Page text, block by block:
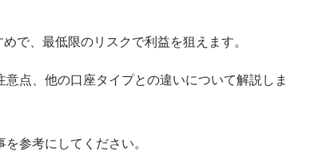
で、最低限のリスクで利益を狙えます。
点、他の口座タイプとの違いについて解説しま
参考にしてください。